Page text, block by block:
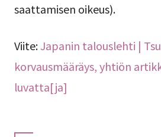
saattamisen oikeus).
Viite:Japanin talouslehti |
korvausmääräys, yhtiön
luvatta[ja]